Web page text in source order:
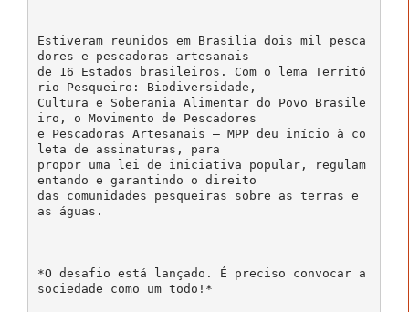
Estiveram reunidos em Brasília dois mil pesca
dores e pescadoras artesanais
de 16 Estados brasileiros. Com o lema Territó
rio Pesqueiro: Biodiversidade,
Cultura e Soberania Alimentar do Povo Brasile
iro, o Movimento de Pescadores
e Pescadoras Artesanais – MPP deu início à co
leta de assinaturas, para
propor uma lei de iniciativa popular, regulam
entando e garantindo o direito
das comunidades pesqueiras sobre as terras e
as águas.
*O desafio está lançado. É preciso convocar a
sociedade como um todo!*